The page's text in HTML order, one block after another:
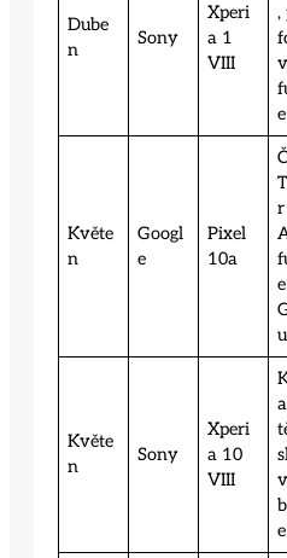
Dube
n
Sony
Xperi
a 1
VIII
,
e
Květe
n
Googl
e
Pixel
10a
r
e
u
Květe
n
Sony
Xperi
a 10
VIII
e